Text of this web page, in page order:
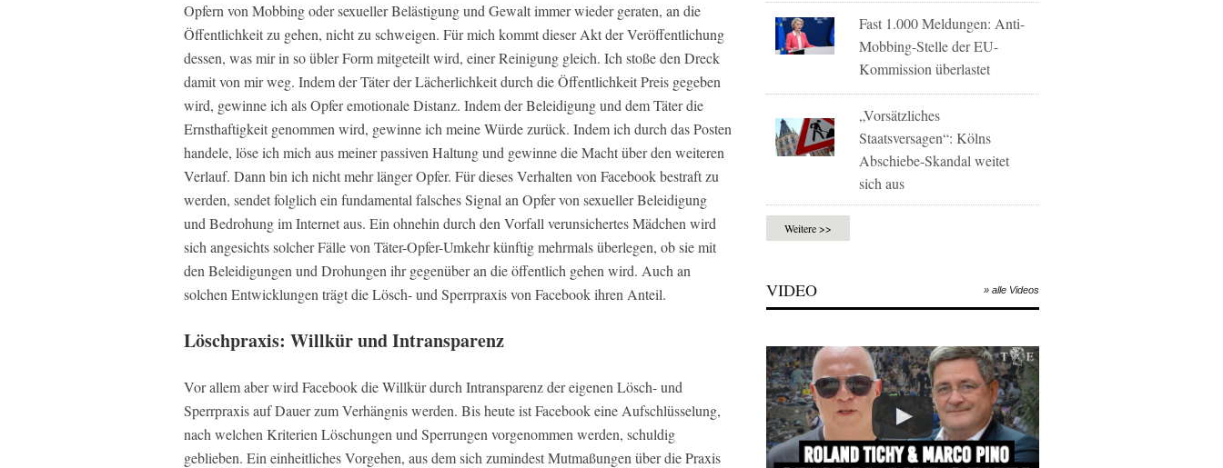
Opfern von Mobbing oder sexueller Belästigung und Gewalt immer wieder geraten, an die
Öffentlichkeit zu gehen, nicht zu schweigen. Für mich kommt dieser Akt der Veröffentlichung
dessen, was mir in so übler Form mitgeteilt wird, einer Reinigung gleich. Ich stoße den Dreck
damit von mir weg. Indem der Täter der Lächerlichkeit durch die Öffentlichkeit Preis gegeben
wird, gewinne ich als Opfer emotionale Distanz. Indem der Beleidigung und dem Täter die
Ernsthaftigkeit genommen wird, gewinne ich meine Würde zurück. Indem ich durch das Posten
handele, löse ich mich aus meiner passiven Haltung und gewinne die Macht über den weiteren
Verlauf. Dann bin ich nicht mehr länger Opfer. Für dieses Verhalten von Facebook bestraft zu
werden, sendet folglich ein fundamental falsches Signal an Opfer von sexueller Beleidigung
und Bedrohung im Internet aus. Ein ohnehin durch den Vorfall verunsichertes Mädchen wird
sich angesichts solcher Fälle von Täter-Opfer-Umkehr künftig mehrmals überlegen, ob sie mit
den Beleidigungen und Drohungen ihr gegenüber an die öffentlich gehen wird. Auch an
solchen Entwicklungen trägt die Lösch- und Sperrpraxis von Facebook ihren Anteil.
Löschpraxis: Willkür und Intransparenz
Vor allem aber wird Facebook die Willkür durch Intransparenz der eigenen Lösch- und
Sperrpraxis auf Dauer zum Verhängnis werden. Bis heute ist Facebook eine Aufschlüsselung,
nach welchen Kriterien Löschungen und Sperrungen vorgenommen werden, schuldig
geblieben. Ein einheitliches Vorgehen, aus dem sich zumindest Mutmaßungen über die Praxis
Fast 1.000 Meldungen: Anti-
Mobbing-Stelle der EU-
Kommission überlastet
„Vorsätzliches
Staatsversagen“: Kölns
Abschiebe-Skandal weitet
sich aus
Weitere >>
VIDEO » alle Videos